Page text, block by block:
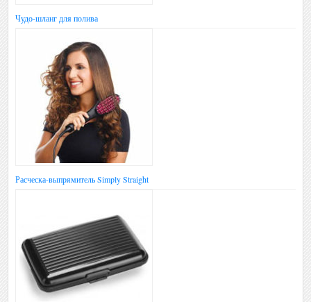
Чудо-шланг для полива
Расческа-выпрямитель Simply Straight